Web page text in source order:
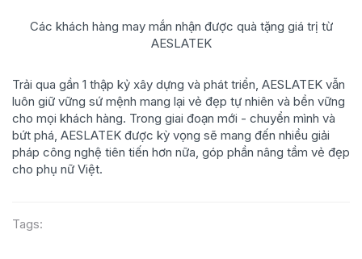
Các khách hàng may mắn nhận được quà tặng giá trị từ
AESLATEK
Trải qua gần 1 thập kỷ xây dựng và phát triển, AESLATEK vẫn
luôn giữ vững sứ mệnh mang lại vẻ đẹp tự nhiên và bền vững
cho mọi khách hàng. Trong giai đoạn mới - chuyển mình và
bứt phá, AESLATEK được kỳ vọng sẽ mang đến nhiều giải
pháp công nghệ tiên tiến hơn nữa, góp phần nâng tầm vẻ đẹp
cho phụ nữ Việt.
Tags: